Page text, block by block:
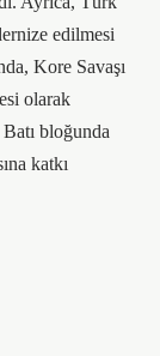
edilmesi
Kore Savaşı
olarak
bloğunda
katkı